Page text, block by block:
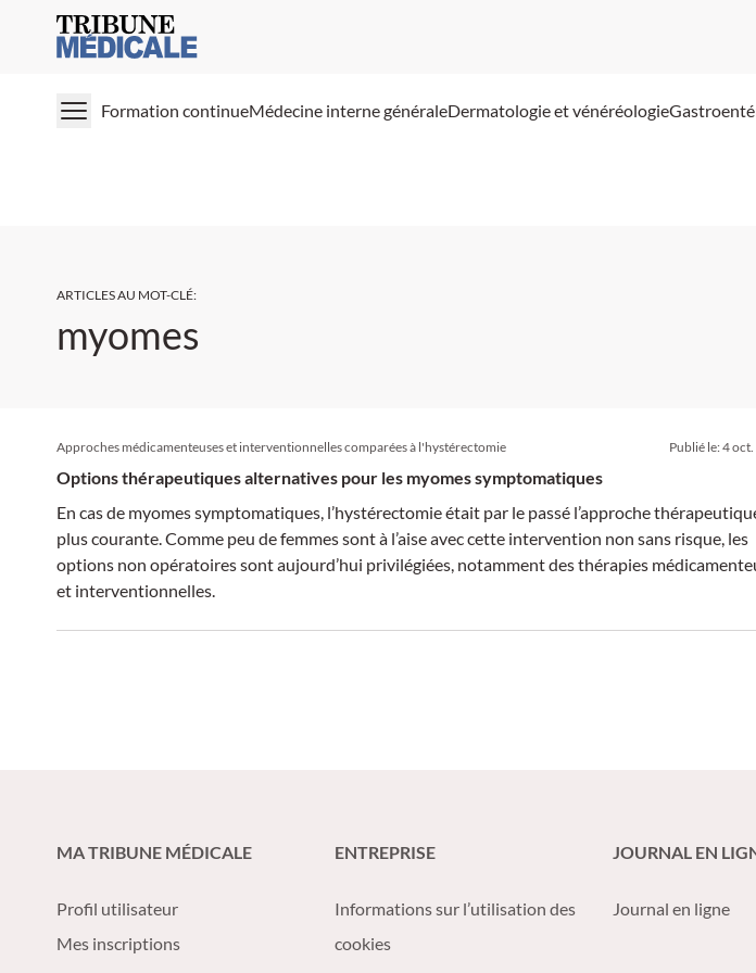
Medical Tribune
Formation continueMédecine interne généraleDermatologie et vénéréologie
ARTICLES AU MOT-CLÉ:
myomes
Approches médicamenteuses et interventionnelles comparées à l'hystérectomie Publié le:4
Options thérapeutiques alternatives pour les myomes symptomatiques
En cas de myomes symptomatiques, l’hystérectomie était par le passé l’approche
plus courante. Comme peu de femmes sont à l’aise avec cette intervention non sans risque, les
options non opératoires sont aujourd’hui privilégiées, notamment des thérapies
et interventionnelles.
MA TRIBUNE MÉDICALE
Profil utilisateur
Mes inscriptions
ENTREPRISE
Informations sur l’utilisation des
cookies
JOURNAL EN
Journal en ligne